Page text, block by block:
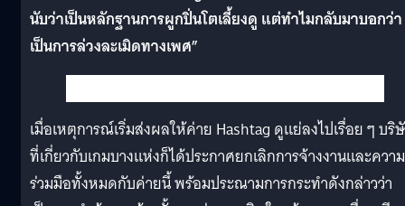
นับว่าเป็นหลักฐานการผูกปิ่นโตเลี้ยงดู แต่ทำไมกลับมาบอกว่า
เป็นการล่วงละเมิดทางเพศ”
เมื่อเหตุการณ์เริ่มส่งผลให้ค่าย Hashtag ดูแย่ลงไปเรื่อย ๆ บริ
ที่เกี่ยวกับเกมบางแห่งก็ได้ประกาศยกเลิกการจ้างงานและความ
ร่วมมือทั้งหมดกับค่ายนี้ พร้อมประณามการกระทำดังกล่าวว่า